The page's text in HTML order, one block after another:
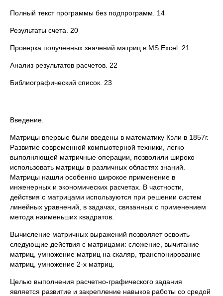
Полный текст программы без подпрограмм. 14
Результаты счета. 20
Проверка полученных значений матриц в MS Excel. 21
Анализ результатов расчетов. 22
Библиографический список. 23
Введение.
Матрицы впервые были введены в математику Кэли в 1857г.
Развитие современной компьютерной техники, легко
выполняющей матричные операции, позволили широко
использовать матрицы в различных областях знаний.
Матрицы нашли особенно широкое применение в
инженерных и экономических расчетах. В частности,
действия с матрицами используются при решении систем
линейных уравнений, в задачах, связанных с применением
метода наименьших квадратов.
Вычисление матричных выражений позволяет освоить
следующие действия с матрицами: сложение, вычитание
матриц, умножение матриц на скаляр, транспонирование
матриц, умножение 2-х матриц.
Целью выполнения расчетно-графического задания
является развитие и закрепление навыков работы со средой